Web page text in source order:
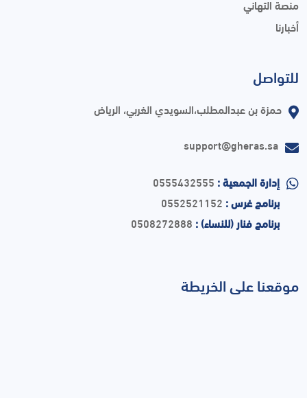
منصة التهاني
أخبارنا
للتواصل
حمزة بن عبدالمطلب،السويدي الغربي، الرياض
support@gheras.sa
إدارة الجمعية : 0555432555
برنامج غرس : 0552521152
برنامج فنار (للنساء) : 0508272888
موقعنا على الخريطة